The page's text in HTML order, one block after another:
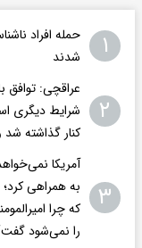
۱
شدند
۲
عراقچی: توافق
شرایط دیگری
کنار گذاشته شد و به مذاکرات
۳
آمریکا
به همراهی
که چرا
را نمی‌شود